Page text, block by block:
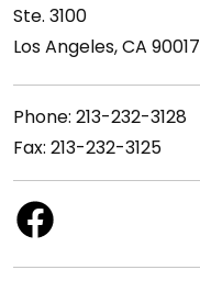
Ste. 3100
Los Angeles, CA 90017
Phone: 213-232-3128
Fax: 213-232-3125